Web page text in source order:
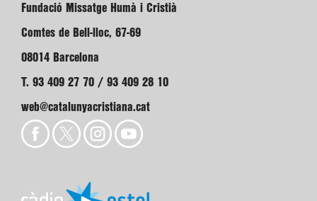
Fundació Missatge Humà i Cristià
Comtes de Bell-lloc, 67-69
08014 Barcelona
T. 93 409 27 70 / 93 409 28 10
web@catalunyacristiana.cat